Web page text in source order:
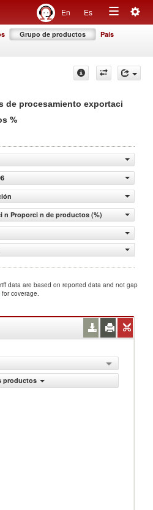
En Es
Toggle
Grupo de productos País
de procesamiento exportaci
%
n Proporci n de productos (%)
data are based on reported data and not gap
for coverage.
productos